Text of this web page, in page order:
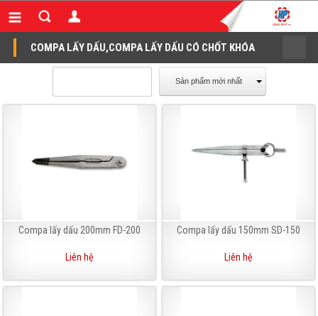
COMPA LẤY DẤU,COMPA LẤY DẤU CÓ CHỐT KHÓA
Sản phẩm mới nhất
Compa lấy dấu 200mm FD-200
Liên hệ
Compa lấy dấu 150mm SD-150
Liên hệ